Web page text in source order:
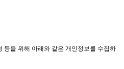
등을 위해 아래와 같은 개인정보를 수집하